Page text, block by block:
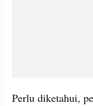
Perlu diketahui,